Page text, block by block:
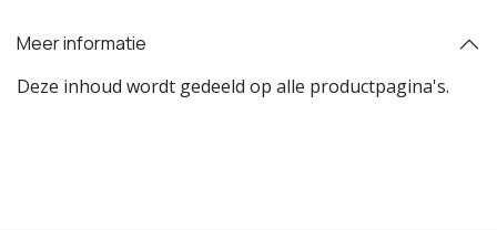
Meer informatie
Deze inhoud wordt gedeeld op alle productpagina's.